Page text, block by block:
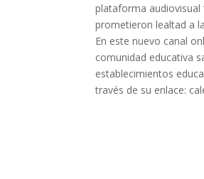
plataforma audiovisual
prometieron lealtad a
En este nuevo canal
comunidad educativa
establecimientos
través de su enlace: